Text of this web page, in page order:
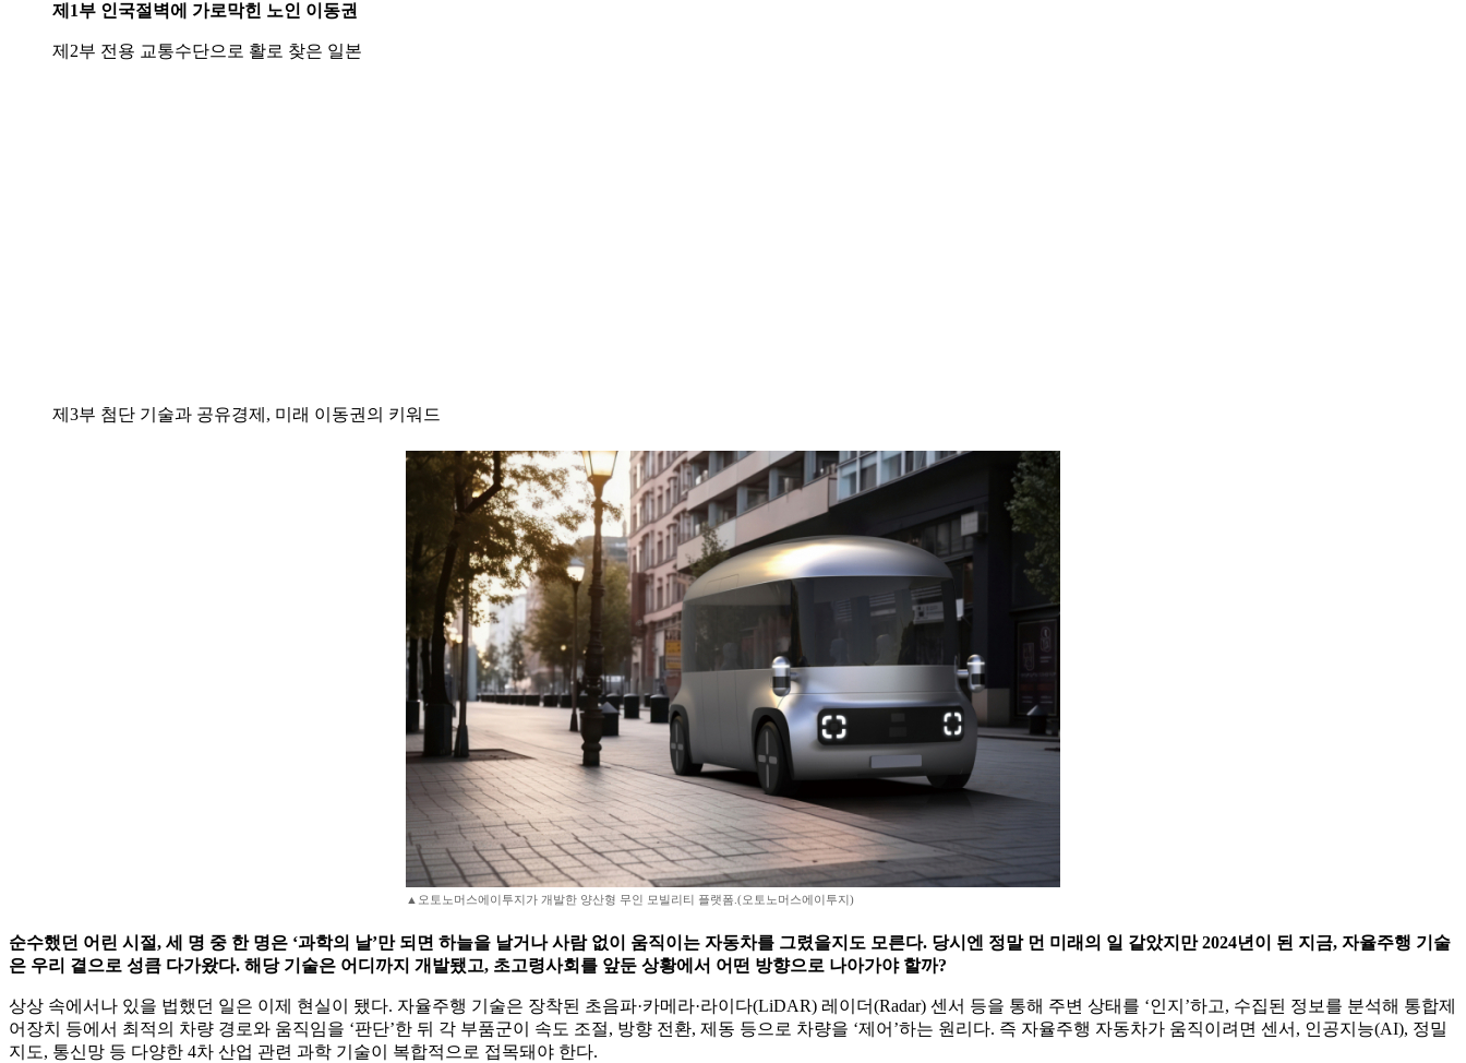
제1부 인국절벽에 가로막힌 노인 이동권
제2부 전용 교통수단으로 활로 찾은 일본
제3부 첨단 기술과 공유경제, 미래 이동권의 키워드
▲오토노머스에이투지가 개발한 양산형 무인 모빌리티 플랫폼.(오토노머스에이투지)
순수했던 어린 시절, 세 명 중 한 명은 ‘과학의 날’만 되면 하늘을 날거나 사람 없이 움직이는 자동차를 그렸을지도 모른다. 당시엔 정말 먼 미래의 일 같았지만 2024년이 된 지금, 자율주행 기술
은 우리 곁으로 성큼 다가왔다. 해당 기술은 어디까지 개발됐고, 초고령사회를 앞둔 상황에서 어떤 방향으로 나아가야 할까?
상상 속에서나 있을 법했던 일은 이제 현실이 됐다. 자율주행 기술은 장착된 초음파·카메라·라이다(LiDAR) 레이더(Radar) 센서 등을 통해 주변 상태를 ‘인지’하고, 수집된 정보를 분석해 통합제
어장치 등에서 최적의 차량 경로와 움직임을 ‘판단’한 뒤 각 부품군이 속도 조절, 방향 전환, 제동 등으로 차량을 ‘제어’하는 원리다. 즉 자율주행 자동차가 움직이려면 센서, 인공지능(AI), 정밀
지도, 통신망 등 다양한 4차 산업 관련 과학 기술이 복합적으로 접목돼야 한다.